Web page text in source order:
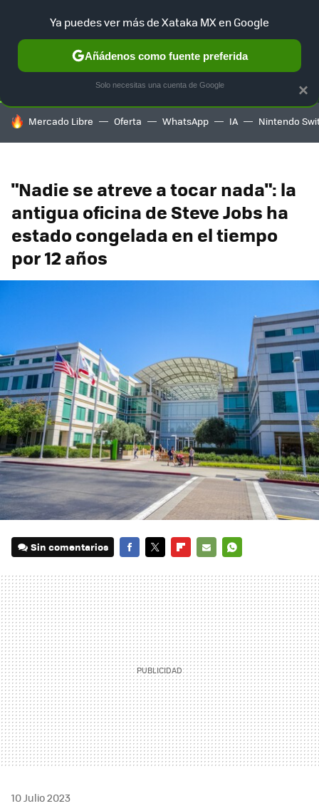
SELECCIÓN GAMING HOME AUTO TERRITORIO
HOY SE HABLA DE
Mercado Libre Oferta WhatsApp IA Nintendo
"Nadie se atreve a tocar nada": la
antigua oficina de Steve Jobs ha
estado congelada en el tiempo
por 12 años
Sin comentarios
MAIL
10 Julio 2023
×
Ya puedes ver más de Xataka MX en Google
Añádenos como fuente preferida
Solo necesitas una cuenta de Google